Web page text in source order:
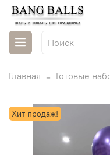
Главная Готовые
Хит продаж!